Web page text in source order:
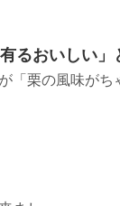
るおいしい」
「栗の風味がち
。